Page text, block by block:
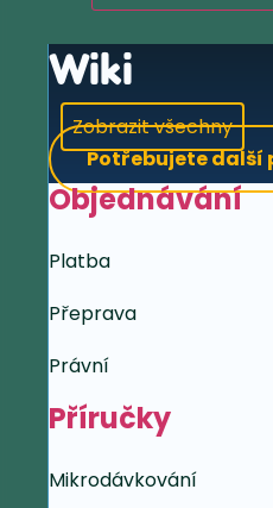
Wiki
Zobrazit všechny
Potřebujete další
Objednávání
Platba
Přeprava
Právní
Příručky
Mikrodávkování